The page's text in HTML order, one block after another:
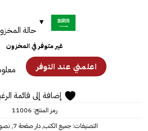
حالة
غير متوفر في المخزون
إضافة إلى قائمة
رمز المنتج: 11006
التصنيفات:جميع الكتب,دار صفحة 7 ,